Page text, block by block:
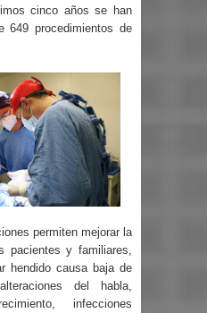
cinco años se han
649 procedimientos de
permiten mejorar la
pacientes y familiares,
hendido causa baja de
del habla,
infecciones